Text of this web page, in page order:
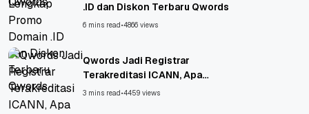
.ID dan Diskon Terbaru Qwords
6 mins read•4866 views
Qwords Jadi Registrar
Terakreditasi ICANN, Apa
Untungnya?
3 mins read•4459 views